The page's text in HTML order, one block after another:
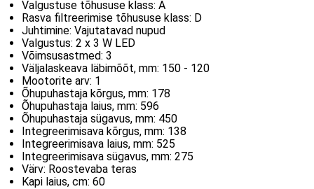
Valgustuse tõhususe klass: A
Rasva filtreerimise tõhususe klass: D
Juhtimine: Vajutatavad nupud
Valgustus: 2 x 3 W LED
Võimsusastmed: 3
Väljalaskeava läbimõõt, mm: 150 - 120
Mootorite arv: 1
Õhupuhastaja kõrgus, mm: 178
Õhupuhastaja laius, mm: 596
Õhupuhastaja sügavus, mm: 450
Integreerimisava kõrgus, mm: 138
Integreerimisava laius, mm: 525
Integreerimisava sügavus, mm: 275
Värv: Roostevaba teras
Kapi laius, cm: 60